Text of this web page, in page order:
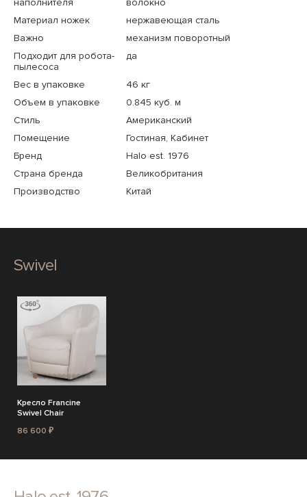
наполнителя
волокно
Материал ножек
нержавеющая сталь
Важно
механизм поворотный
Подходит для робота-
пылесоса
да
Вес в упаковке
46 кг
Объем в упаковке
0.845 куб. м
Стиль
Американский
Помещение
Гостиная, Кабинет
Бренд
Halo est. 1976
Страна бренда
Великобритания
Производство
Китай
Swivel
Кресло Francine
Swivel Chair
86 600 ₽